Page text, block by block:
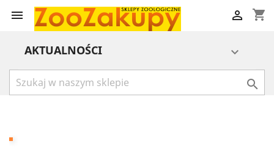
 shopping_cart

AKTUALNOŚCI 
